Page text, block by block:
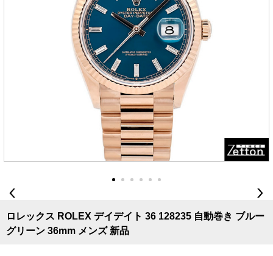
ロレックス ROLEX デイデイト 36 128235 自動巻き ブルー
グリーン 36mm メンズ 新品